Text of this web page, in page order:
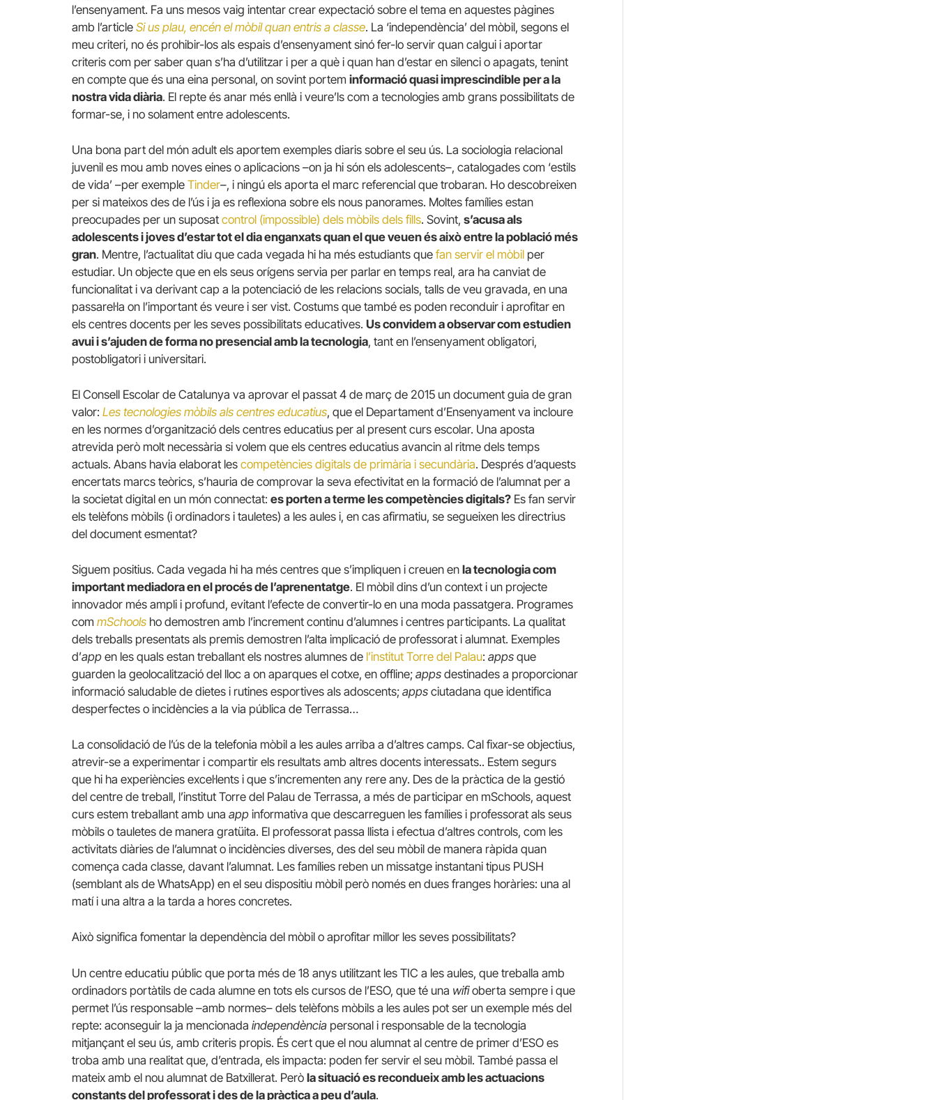
l’ensenyament. Fa uns mesos vaig intentar crear expectació sobre el tema en aquestes pàgines
amb l’article Si us plau, encén el mòbil quan entris a classe. La ‘independència’ del mòbil, segons el
meu criteri, no és prohibir-los als espais d’ensenyament sinó fer-lo servir quan calgui i aportar
criteris com per saber quan s’ha d’utilitzar i per a què i quan han d’estar en silenci o apagats, tenint
en compte que és una eina personal, on sovint portem informació quasi imprescindible per a la
nostra vida diària. El repte és anar més enllà i veure’ls com a tecnologies amb grans possibilitats de
formar-se, i no solament entre adolescents.
Una bona part del món adult els aportem exemples diaris sobre el seu ús. La sociologia relacional
juvenil es mou amb noves eines o aplicacions –on ja hi són els adolescents–, catalogades com ‘estils
de vida’ –per exemple Tinder–, i ningú els aporta el marc referencial que trobaran. Ho descobreixen
per si mateixos des de l’ús i ja es reflexiona sobre els nous panorames. Moltes famílies estan
preocupades per un suposat control (impossible) dels mòbils dels fills. Sovint, s’acusa als
adolescents i joves d’estar tot el dia enganxats quan el que veuen és això entre la població més
gran. Mentre, l’actualitat diu que cada vegada hi ha més estudiants que fan servir el mòbil per
estudiar. Un objecte que en els seus orígens servia per parlar en temps real, ara ha canviat de
funcionalitat i va derivant cap a la potenciació de les relacions socials, talls de veu gravada, en una
passarel·la on l’important és veure i ser vist. Costums que també es poden reconduir i aprofitar en
els centres docents per les seves possibilitats educatives. Us convidem a observar com estudien
avui i s’ajuden de forma no presencial amb la tecnologia, tant en l’ensenyament obligatori,
postobligatori i universitari.
El Consell Escolar de Catalunya va aprovar el passat 4 de març de 2015 un document guia de gran
valor: Les tecnologies mòbils als centres educatius, que el Departament d’Ensenyament va incloure
en les normes d’organització dels centres educatius per al present curs escolar. Una aposta
atrevida però molt necessària si volem que els centres educatius avancin al ritme dels temps
actuals. Abans havia elaborat les competències digitals de primària i secundària. Després d’aquests
encertats marcs teòrics, s’hauria de comprovar la seva efectivitat en la formació de l’alumnat per a
la societat digital en un món connectat: es porten a terme les competències digitals? Es fan servir
els telèfons mòbils (i ordinadors i tauletes) a les aules i, en cas afirmatiu, se segueixen les directrius
del document esmentat?
Siguem positius. Cada vegada hi ha més centres que s’impliquen i creuen en la tecnologia com
important mediadora en el procés de l’aprenentatge. El mòbil dins d’un context i un projecte
innovador més ampli i profund, evitant l’efecte de convertir-lo en una moda passatgera. Programes
com mSchools ho demostren amb l’increment continu d’alumnes i centres participants. La qualitat
dels treballs presentats als premis demostren l’alta implicació de professorat i alumnat. Exemples
d’app en les quals estan treballant els nostres alumnes de l’institut Torre del Palau: apps que
guarden la geolocalització del lloc a on aparques el cotxe, en offline; apps destinades a proporcionar
informació saludable de dietes i rutines esportives als adoscents; apps ciutadana que identifica
desperfectes o incidències a la via pública de Terrassa…
La consolidació de l’ús de la telefonia mòbil a les aules arriba a d’altres camps. Cal fixar-se objectius,
atrevir-se a experimentar i compartir els resultats amb altres docents interessats.. Estem segurs
que hi ha experiències excel·lents i que s’incrementen any rere any. Des de la pràctica de la gestió
del centre de treball, l’institut Torre del Palau de Terrassa, a més de participar en mSchools, aquest
curs estem treballant amb una app informativa que descarreguen les famílies i professorat als seus
mòbils o tauletes de manera gratüita. El professorat passa llista i efectua d’altres controls, com les
activitats diàries de l’alumnat o incidències diverses, des del seu mòbil de manera ràpida quan
comença cada classe, davant l’alumnat. Les famílies reben un missatge instantani tipus PUSH
(semblant als de WhatsApp) en el seu dispositiu mòbil però només en dues franges horàries: una al
matí i una altra a la tarda a hores concretes.
Això significa fomentar la dependència del mòbil o aprofitar millor les seves possibilitats?
Un centre educatiu públic que porta més de 18 anys utilitzant les TIC a les aules, que treballa amb
ordinadors portàtils de cada alumne en tots els cursos de l’ESO, que té una wifioberta sempre i que
permet l’ús responsable –amb normes– dels telèfons mòbils a les aules pot ser un exemple més del
repte: aconseguir la ja mencionada independència personal i responsable de la tecnologia
mitjançant el seu ús, amb criteris propis. És cert que el nou alumnat al centre de primer d’ESO es
troba amb una realitat que, d’entrada, els impacta: poden fer servir el seu mòbil. També passa el
mateix amb el nou alumnat de Batxillerat. Però la situació es recondueix amb les actuacions
constants del professorat i des de la pràctica a peu d’aula.